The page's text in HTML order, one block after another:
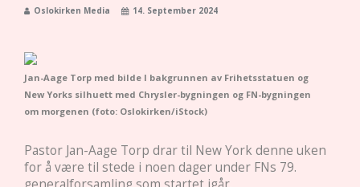
Oslokirken Media 14. September 2024
Jan-Aage Torp med bilde I bakgrunnen av Frihetsstatuen og
New Yorks silhuett med Chrysler-bygningen og FN-bygningen
om morgenen (foto: Oslokirken/iStock)
Pastor Jan-Aage Torp drar til New York denne uken
for å være til stede i noen dager under FNs 79.